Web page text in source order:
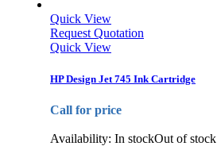
Quick View
Request Quotation
Quick View
HP Design Jet 745 Ink Cartridge
Call for price
Availability: In stockOut of stock